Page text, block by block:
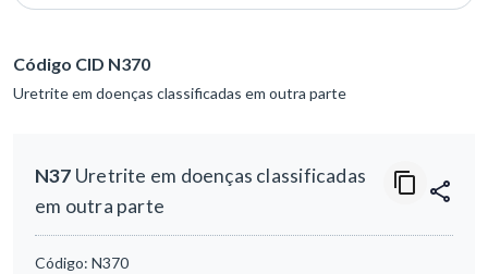
Código CID N370
Uretrite em doenças classificadas em outra parte
N37 Uretrite em doenças classificadas
em outra parte
Código: N370